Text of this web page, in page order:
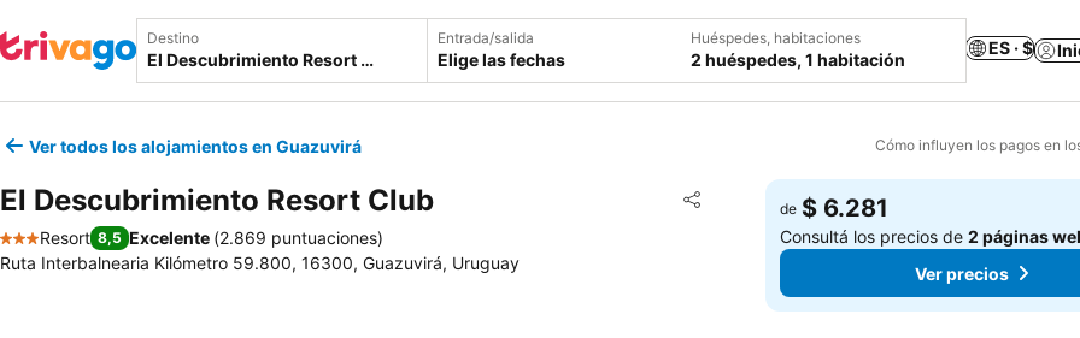
Destino Entrada/salida
Elige las fechas
Huéspedes, habitaciones
2 huéspedes, 1 habitación
ES · $
Ver todos los alojamientos en Guazuvirá Cómo influyen los pagos en
El Descubrimiento Resort Club Compartir
Añadir a favoritos
3 Estrellas
Resort 8,5 Excelente (2.869 puntuaciones)
Ruta Interbalnearia Kilómetro 59.800, 16300, Guazuvirá, Uruguay
de $ 6.281
Consultá los precios de2 páginas
Ver precios